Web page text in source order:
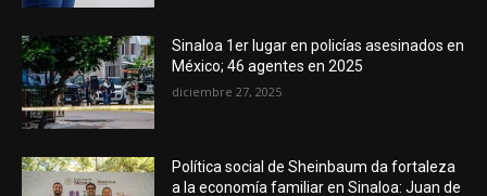
Sinaloa 1er lugar en policías asesinados en
México; 46 agentes en 2025
diciembre 27, 2025
Política social de Sheinbaum da fortaleza
a la economía familiar en Sinaloa: Juan de